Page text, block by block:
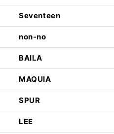
Seventeen
non-no
BAILA
MAQUIA
SPUR
LEE